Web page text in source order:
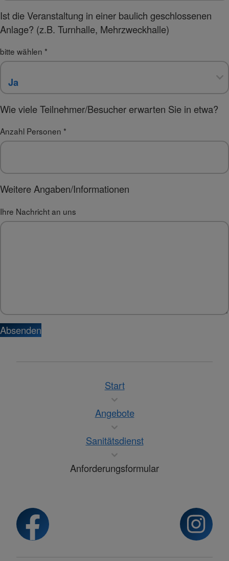
Ist die Veranstaltung in einer baulich geschlossenen
Anlage? (z.B. Turnhalle, Mehrzweckhalle)
bitte wählen *
Wie viele Teilnehmer/Besucher erwarten Sie in etwa?
Anzahl Personen *
Weitere Angaben/Informationen
Ihre Nachricht an uns
Absenden
Start
Angebote
Sanitätsdienst
Anforderungsformular